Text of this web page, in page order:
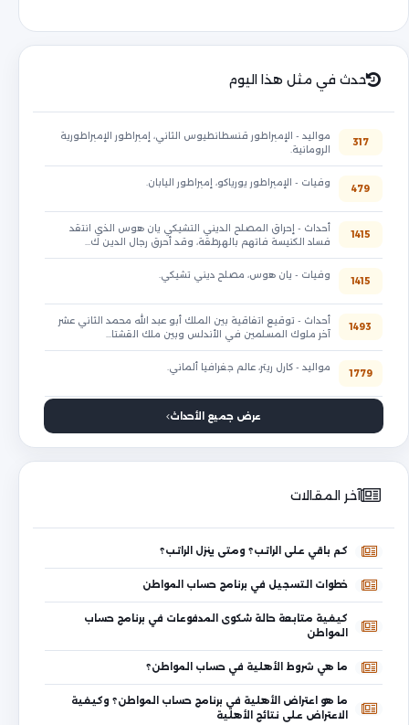
حدث في مثل هذا اليوم
317
مواليد - الإمبراطور قنسطانطيوس الثاني، إمبراطور الإمبراطورية
الرومانية.
479
وفيات - الإمبراطور يورياكو، إمبراطور اليابان.
1415
أحداث - إحراق المصلح الديني التشيكي يان هوس الذي انتقد
فساد الكنيسة فاتهم بالهرطقة، وقد أحرق رجال الدين ك…
1415
وفيات - يان هوس، مصلح ديني تشيكي.
1493
أحداث - توقيع اتفاقية بين الملك أبو عبد الله محمد الثاني عشر
آخر ملوك المسلمين في الأندلس وبين ملك القشتا…
1779
مواليد - كارل ريتر، عالم جغرافيا ألماني.
عرض جميع الأحداث
آخر المقالات
كم باقي على الراتب؟ ومتى ينزل الراتب؟
خطوات التسجيل في برنامج حساب المواطن
كيفية متابعة حالة شكوى المدفوعات في برنامج حساب
المواطن
ما هي شروط الأهلية في حساب المواطن؟
ما هو اعتراض الأهلية في برنامج حساب المواطن؟ وكيفية
الاعتراض على نتائج الأهلية